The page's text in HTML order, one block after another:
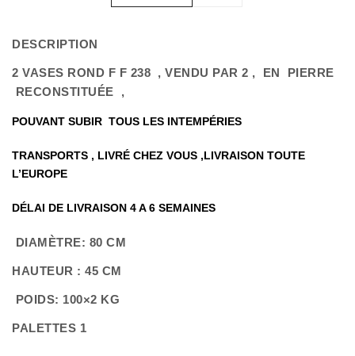
DESCRIPTION
2 VASES ROND F F 238 , VENDU PAR 2 , EN PIERRE
RECONSTITUÉE ,
POUVANT SUBIR TOUS LES INTEMPÉRIES
TRANSPORTS , LIVRÉ CHEZ VOUS ,LIVRAISON TOUTE
L’EUROPE
DÉLAI DE LIVRAISON 4 A 6 SEMAINES
DIAMÈTRE: 80 CM
HAUTEUR : 45 CM
POIDS: 100×2 KG
PALETTES 1